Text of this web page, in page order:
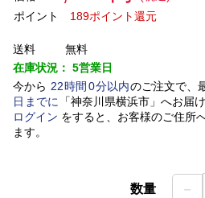
ポイント
189ポイント還元
送料
無料
在庫状況： 5営業日
今から 22時間 0分以内のご注文で、
日 までに 「神奈川県横浜市」 へお届
ログイン をすると、お客様のご住所
ます。
数量 －